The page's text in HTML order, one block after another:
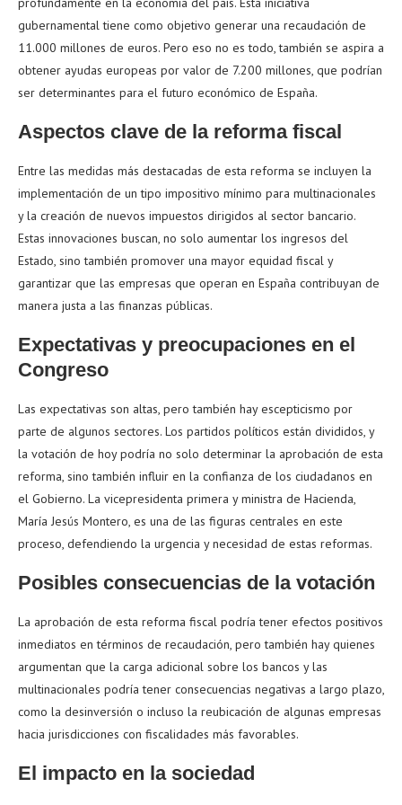
gubernamental tiene como objetivo generar una recaudación de
11.000 millones de euros. Pero eso no es todo, también se aspira a
obtener ayudas europeas por valor de 7.200 millones, que podrían
ser determinantes para el futuro económico de España.
Aspectos clave de la reforma fiscal
Entre las medidas más destacadas de esta reforma se incluyen la
implementación de un tipo impositivo mínimo para multinacionales
y la creación de nuevos impuestos dirigidos al sector bancario.
Estas innovaciones buscan, no solo aumentar los ingresos del
Estado, sino también promover una mayor equidad fiscal y
garantizar que las empresas que operan en España contribuyan de
manera justa a las finanzas públicas.
Expectativas y preocupaciones en el
Congreso
Las expectativas son altas, pero también hay escepticismo por
parte de algunos sectores. Los partidos políticos están divididos, y
la votación de hoy podría no solo determinar la aprobación de esta
reforma, sino también influir en la confianza de los ciudadanos en
el Gobierno. La vicepresidenta primera y ministra de Hacienda,
María Jesús Montero, es una de las figuras centrales en este
proceso, defendiendo la urgencia y necesidad de estas reformas.
Posibles consecuencias de la votación
La aprobación de esta reforma fiscal podría tener efectos positivos
inmediatos en términos de recaudación, pero también hay quienes
argumentan que la carga adicional sobre los bancos y las
multinacionales podría tener consecuencias negativas a largo plazo,
como la desinversión o incluso la reubicación de algunas empresas
hacia jurisdicciones con fiscalidades más favorables.
El impacto en la sociedad